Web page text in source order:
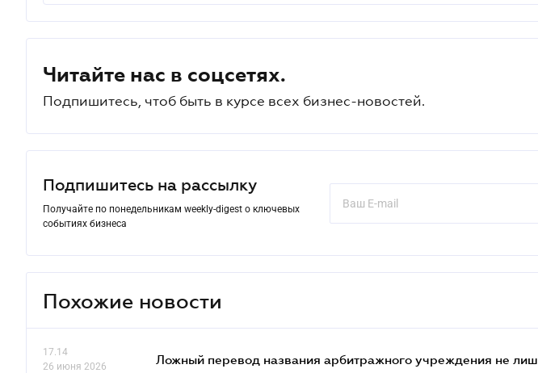
Читайте нас в соцсетях.
Подпишитесь, чтоб быть в курсе всех бизнес-новостей.
Подпишитесь на рассылку
Получайте по понедельникам weekly-digest о ключевых
событиях бизнеса
Похожие новости
17.14
26 июня 2026
Ложный перевод названия арбитражного учреждения не